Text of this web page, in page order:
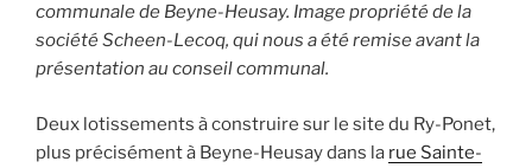
communale de Beyne-Heusay. Image propriété de la
société Scheen-Lecoq, qui nous a été remise avant la
présentation au conseil communal.
Deux lotissements à construire sur le site du Ry-Ponet,
plus précisément à Beyne-Heusay dans la rue Sainte-